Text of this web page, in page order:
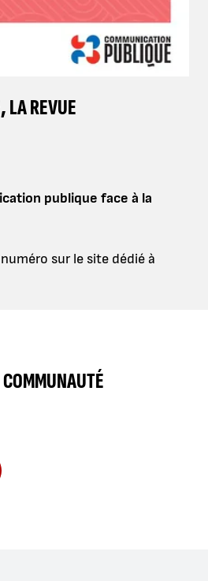
LA REVUE
publique face à la
sur le site dédié à
externe)